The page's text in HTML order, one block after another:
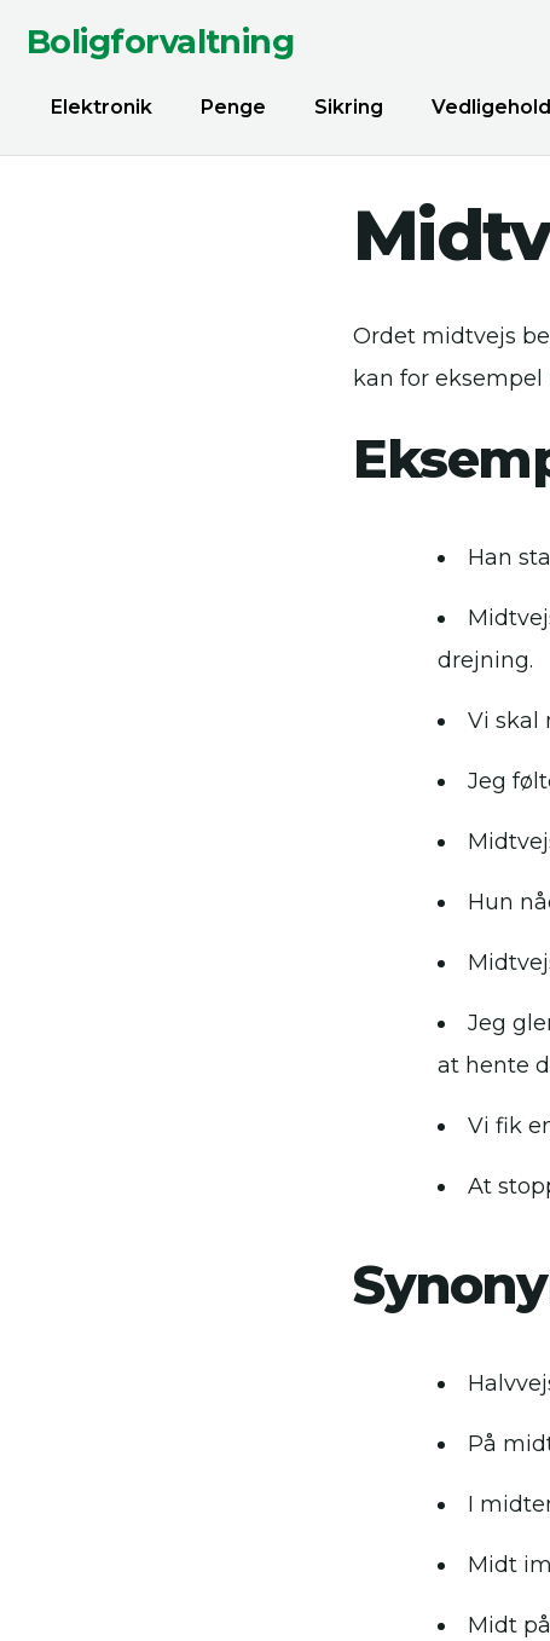
Boligforvaltning
Elektronik Penge Sikring
Ordet midtvejs
kan for
Han
drejning.
Vi skal
Jeg
Hun
Jeg
at hente
Vi fik
At
På
I
Midt
Midt på